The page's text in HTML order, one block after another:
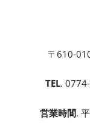
〒610-
TEL.
営業時間.